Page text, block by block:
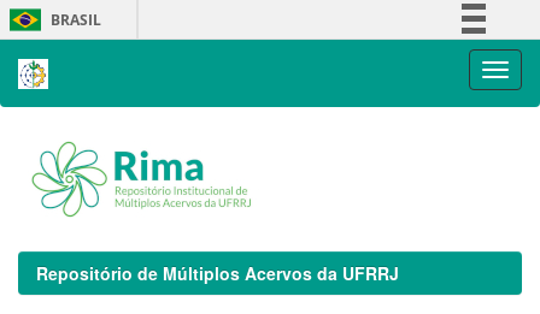
Skip
navigation
BRASIL
Repositório de Múltiplos Acervos da UFRRJ